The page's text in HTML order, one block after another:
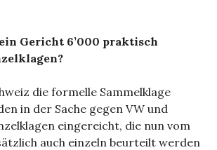
Gericht 6’000 praktisch
die formelle Sammelklage
in der Sache gegen VW und
eingereicht, die nun vom
auch einzeln beurteilt werden